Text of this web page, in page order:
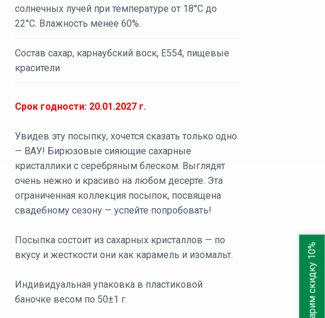
солнечных лучей при температуре от 18°C до
22°C. Влажность менее 60%.
Состав сахар, карнаубский воск, Е554, пищевые
красители
Срок годности: 20.01.2027 г.
Увидев эту посыпку, хочется сказать только одно
— ВАУ! Бирюзовые сияющие сахарные
кристаллики с серебряным блеском. Выглядят
очень нежно и красиво на любом десерте. Эта
ограниченная коллекция посыпок, посвящена
свадебному сезону — успейте попробовать!
Посыпка состоит из сахарных кристаллов — по
вкусу и жесткости они как карамель и изомальт.
Индивидуальная упаковка в пластиковой
баночке весом по 50±1 г.
Дарим скидку 10%